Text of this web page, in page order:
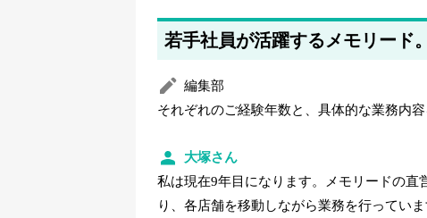
2025年5月21日
著者情報の変更を行いました
若手社員が活躍するメモリード
編集部
それぞれのご経験年数と、具体的な業務内
大塚さん
私は現在9年目になります。メモリードの
り、各店舗を移動しながら業務を行っていま